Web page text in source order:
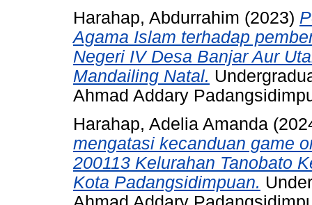
Harahap, Abdurrahim (2023)
Agama Islam terhadap
Negeri IV Desa Banjar Aur
Mandailing Natal.
Ahmad Addary
Harahap, Adelia Amanda
mengatasi kecanduan game
200113 Kelurahan Tanobato
Kota Padangsidimpuan.